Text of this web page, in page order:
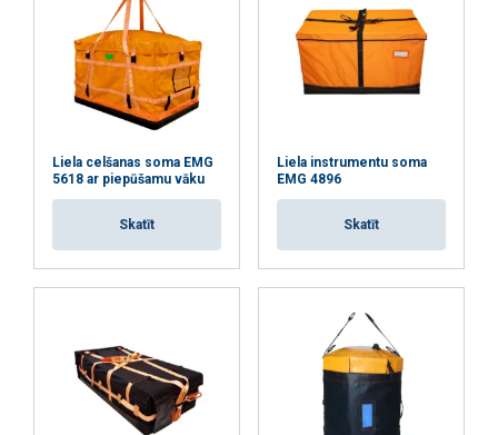
Liela celšanas soma EMG
5618 ar piepūšamu vāku
Skatīt
Liela instrumentu soma
EMG 4896
Skatīt
ATTEIKTIES NO VISIEM
RĀDĪT DETAĻAS